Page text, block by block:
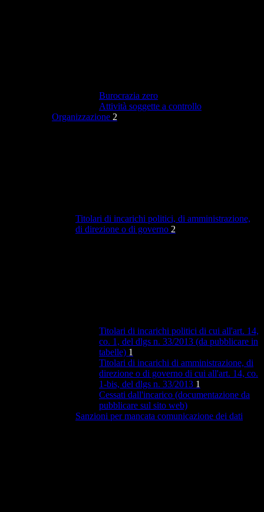
Burocrazia zero
Attività soggette a controllo
Organizzazione 2
Titolari di incarichi politici, di amministrazione,
di direzione o di governo 2
Titolari di incarichi politici di cui all'art. 14,
co. 1, del dlgs n. 33/2013 (da pubblicare in
tabelle) 1
Titolari di incarichi di amministrazione, di
direzione o di governo di cui all'art. 14, co.
1-bis, del dlgs n. 33/2013 1
Cessati dall'incarico (documentazione da
pubblicare sul sito web)
Sanzioni per mancata comunicazione dei dati